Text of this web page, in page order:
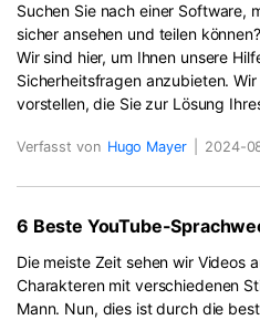
Suchen Sie nach einer Software,
sicher ansehen und teilen
Wir sind hier, um Ihnen unsere
Sicherheitsfragen anzubieten.
vorstellen, die Sie zur Lösung
Verfasst von Hugo Mayer 2024-
6 Beste YouTube-
Die meiste Zeit sehen wir Videos
Charakteren mit verschiedenen
Mann. Nun, dies ist durch die